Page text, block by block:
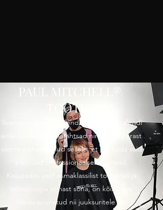
PAUL MITCHELL®
TOOTED
Teame, et õiged vahendid on tõelise talendi
esile toomisel esmatähtsad ning selle pärast
oleme pühendunud sellele, et pakkuda vaid
parimaid professionaalseid tooteid.
Kasutades vaid esmaklassilist toorainet ja
tehnoloogia viimast sõna, on kõik meie
loodu suunatud nii juuksuritele kui